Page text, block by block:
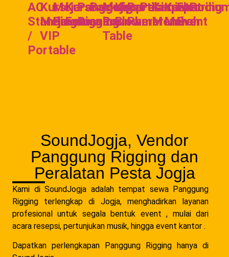
AC
Standing
/
Portable
Kursi
Meja
VIP
Meja
Prasmanan
Kursi
Futura
Panggung
Rigging
Backdrop
Meja
Round
Table
Kipas
Blower
Partisi
Pameran
Pelaminan
Karpet
Merah
Karpet
Merah
Flooring
Event
SoundJogja, Vendor
Panggung Rigging dan
Peralatan Pesta Jogja
Kami di SoundJogja adalah tempat sewa Panggung
Rigging terlengkap di Jogja, menghadirkan layanan
profesional untuk segala bentuk event , mulai dari
acara resepsi, pertunjukan musik, hingga event kantor .
Dapatkan perlengkapan Panggung Rigging hanya di